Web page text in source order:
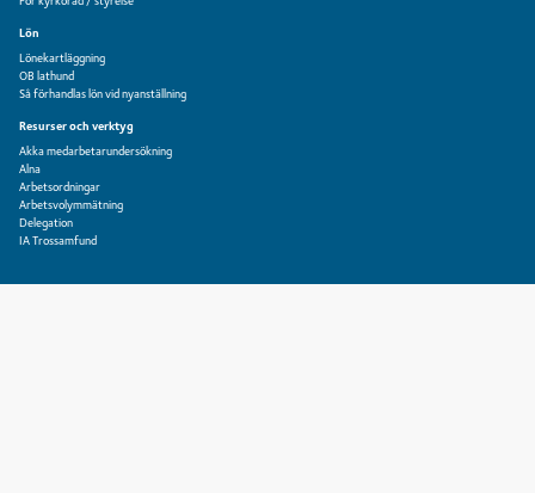
Lön
Lönekartläggning
OB lathund
Så förhandlas lön vid nyanställning
Resurser och verktyg
Akka medarbetarundersökning
Alna
Arbetsordningar
Arbetsvolymmätning
Delegation
IA Trossamfund